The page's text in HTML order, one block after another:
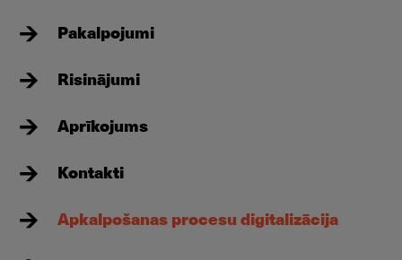
Pakalpojumi
Risinājumi
Aprīkojums
Kontakti
Apkalpošanas procesu digitalizācija